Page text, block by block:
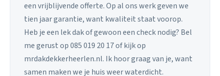
een vrijblijvende offerte. Op al ons werk geven we
tien jaar garantie, want kwaliteit staat voorop.
Heb je een lek dak of gewoon een check nodig? Bel
me gerust op 085 019 20 17 of kijk op
mrdakdekkerheerlen.nl. Ik hoor graag van je, want
samen maken we je huis weer waterdicht.